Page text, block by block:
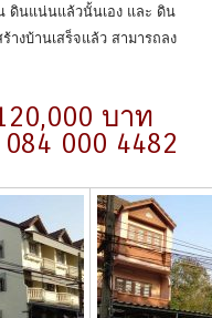
ดินแน่นแล้วนั้นเอง และ ดิน
างบ้านเสร็จแล้ว สามารถลง
บาท
000 4482